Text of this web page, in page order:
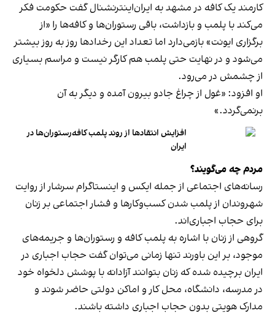
کارمند یک کافه در مشهد به ایران‌اینترنشنال گفت حکومت فکر
می‌کند با پلمب و بازداشت، باقی رستوران‌ها و کافه‌ها را «از
برگزاری ایونت» بازمی‌دارد اما تعداد این رخدادها روز به روز بیشتر
می‌شود و در نهایت حتی پلمب هم کارگر نیست و مراسم بسیاری
از چشمش در می‌رود.
او افزود: «غول از چراغ جادو بیرون آمده و دیگر به آن
برنمی‎‌گردد.»
افزایش انتقادها از روند پلمب کافه‌رستوران‌ها در
ایران
مردم چه می‌گویند؟
رسانه‎‌های اجتماعی از جمله ایکس و اینستاگرام سرشار از روایت
شهروندان از پلمب شدن کسب‌وکارها و فشار اجتماعی بر زنان
برای حجاب اجباری‌اند.
گروهی از زنان با اشاره به پلمب کافه و رستوران‌ها و جریمه‌های
موجود، بر این باورند تنها زمانی می‌توان گفت حجاب اجباری در
ایران برچیده شده که زنان بتوانند آزادانه با پوشش دلخواه خود
در مدرسه، دانشگاه، محل کار و اماکن دولتی حاضر شوند و
مدارک هویتی بدون حجاب اجباری داشته باشند.